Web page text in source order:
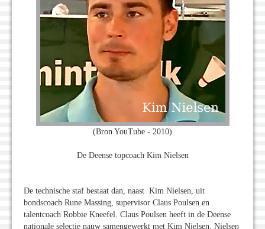
(Bron YouTube - 2010)
De Deense topcoach Kim Nielsen
De technische staf bestaat dan, naast Kim Nielsen, uit
bondscoach Rune Massing, supervisor Claus Poulsen en
talentcoach Robbie Kneefel. Claus Poulsen heeft in de Deense
nationale selectie nauw samengewerkt met Kim Nielsen. Nielsen